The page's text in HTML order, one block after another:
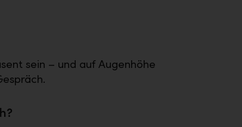
sein – und auf Augenhöhe